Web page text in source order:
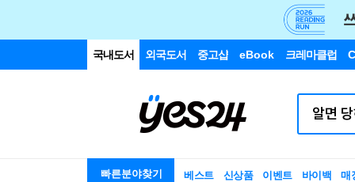
국내도서 외국도서 중고샵 eBook 크레마클럽
빠른분야찾기 베스트 신상품 이벤트 바이백 매